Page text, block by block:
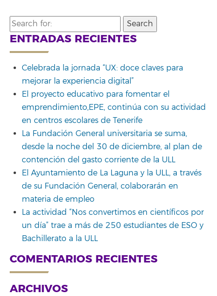
Search
for:
ENTRADAS RECIENTES
Celebrada la jornada “UX: doce claves para
mejorar la experiencia digital”
El proyecto educativo para fomentar el
emprendimiento,EPE, continúa con su actividad
en centros escolares de Tenerife
La Fundación General universitaria se suma,
desde la noche del 30 de diciembre, al plan de
contención del gasto corriente de la ULL
El Ayuntamiento de La Laguna y la ULL, a través
de su Fundación General, colaborarán en
materia de empleo
La actividad “Nos convertimos en científicos por
un día” trae a más de 250 estudiantes de ESO y
Bachillerato a la ULL
COMENTARIOS RECIENTES
ARCHIVOS